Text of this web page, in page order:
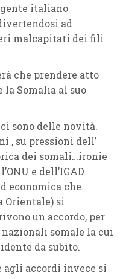
italiano
ad
malcapitati dei fili
che prendere atto
la Somalia al suo
sono delle novità.
, su pressioni dell’
dei somali…ironie
e dell’IGAD
economica che
Orientale) si
un accordo, per
somale la cui
da subito.
accordi invece si